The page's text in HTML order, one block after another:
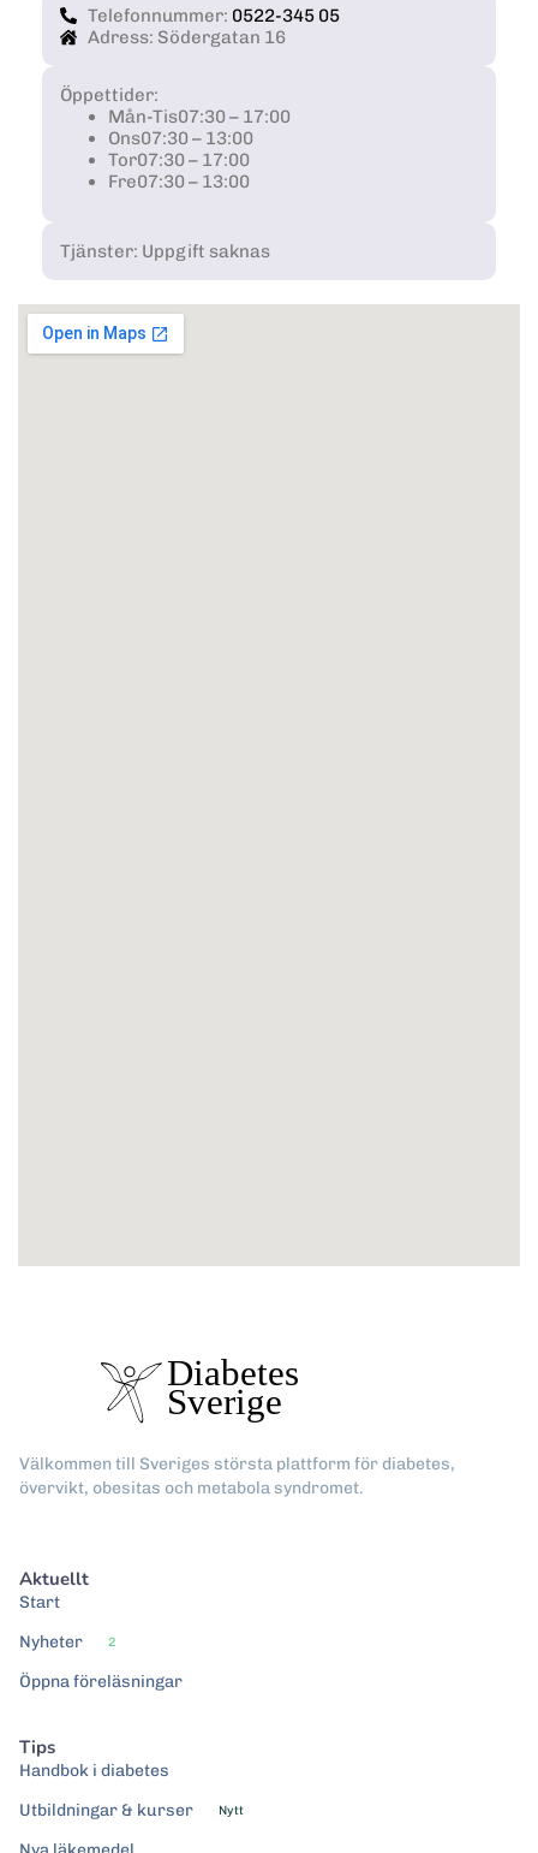
Telefonnummer: 0522-345 05
Adress: Södergatan 16
Öppettider:
Mån-Tis07:30 – 17:00
Ons07:30 – 13:00
Tor07:30 – 17:00
Fre07:30 – 13:00
Tjänster: Uppgift saknas
Välkommen till Sveriges största plattform för diabetes,
övervikt, obesitas och metabola syndromet.
Aktuellt
Start
Nyheter
2
Öppna föreläsningar
Tips
Handbok i diabetes
Utbildningar & kurser
Nytt